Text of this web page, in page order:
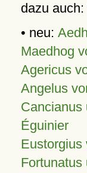
dazu auch:
• neu:
Maedhog
Agericus
Angelus
Cancianus
Éguinier
Eustorgius
Fortunatus